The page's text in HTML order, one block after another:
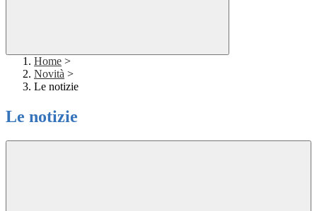
Home >
Novità >
Le notizie
Le notizie